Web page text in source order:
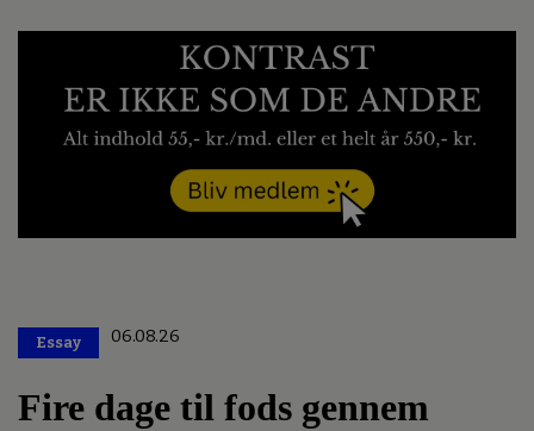
Essay 06.08.26
Fire dage til fods gennem